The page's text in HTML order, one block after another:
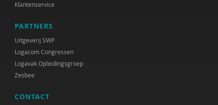
Klantenservice
PARTNERS
Uitgeverij SWP
Logacom Congressen
Logavak Opleidingsgroep
Zesbee
CONTACT